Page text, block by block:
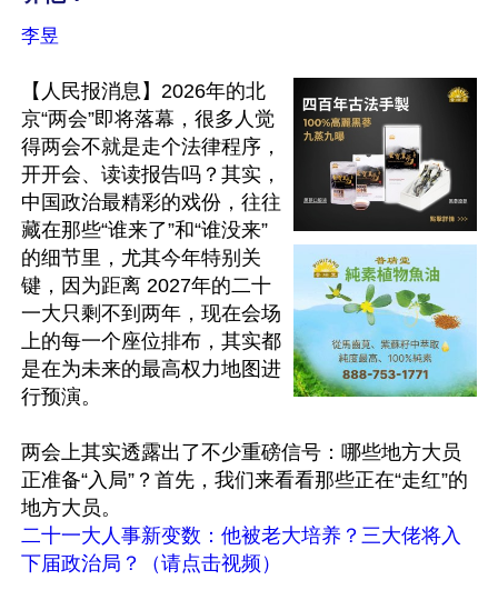
李昱
【人民报消息】2026年的北
京“两会”即将落幕，很多人觉
得两会不就是走个法律程序，
开开会、读读报告吗？其实，
中国政治最精彩的戏份，往往
藏在那些“谁来了”和“谁没来”
的细节里，尤其今年特别关
键，因为距离 2027年的二十
一大只剩不到两年，现在会场
上的每一个座位排布，其实都
是在为未来的最高权力地图进
行预演。
两会上其实透露出了不少重磅信号：哪些地方大员
正准备“入局”？首先，我们来看看那些正在“走红”的
二十一大人事新变数：他被老大培养？三大佬将入
下届政治局？（请点击视频）